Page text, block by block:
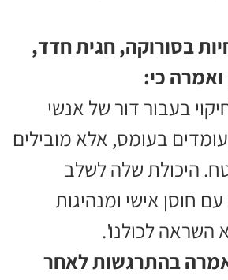
בסורוקה, חגית חדד,
כי:
בעבור דור של אנשי
בעומס, אלא מובילים
היכולת שלה לשלב
חוסן אישי ומנהיגות
השראה לכולנו'.
בהתרגשות לאחר